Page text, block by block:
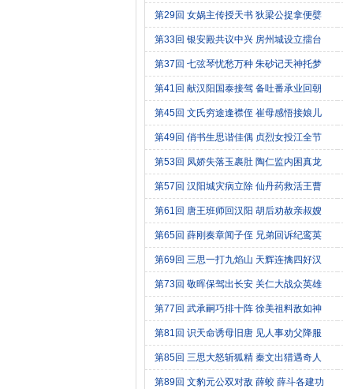
第29回 女娲主传授天书 狄梁公捉拿便嬖
第33回 银安殿共议中兴 房州城设立擂台
第37回 七弦琴忧愁万种 朱砂记天神托梦
第41回 献汉阳国泰接驾 备吐番承业回朝
第45回 文氏穷途逢襟侄 崔母感悟接娘儿
第49回 俏书生思谐佳偶 贞烈女投江全节
第53回 凤娇失落玉裹肚 陶仁监内困真龙
第57回 汉阳城灾病立除 仙丹药救活王曹
第61回 唐王班师回汉阳 胡后劝赦亲叔嫂
第65回 薛刚奏章闻子侄 兄弟回诉纪鸾英
第69回 三思一打九焰山 天辉连擒四好汉
第73回 敬晖保驾出长安 关仁大战众英雄
第77回 武承嗣巧排十阵 徐美祖料敌如神
第81回 识天命诱母旧唐 见人事劝父降服
第85回 三思大怒斩狐精 秦文出猎遇奇人
第89回 文豹元公双对敌 薛蛟 薛斗各建功